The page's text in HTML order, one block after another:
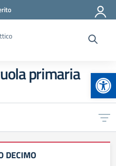
primaria
DECIMO